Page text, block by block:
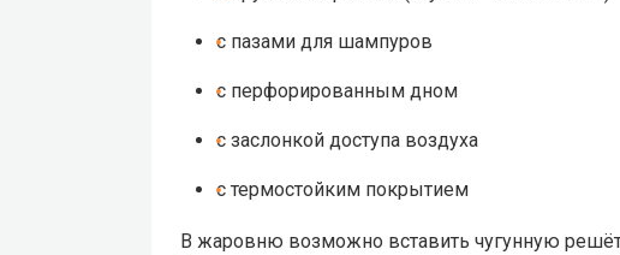
с пазами для шампуров
с перфорированным дном
с заслонкой доступа воздуха
с термостойким покрытием
В жаровню возможно вставить чугунную